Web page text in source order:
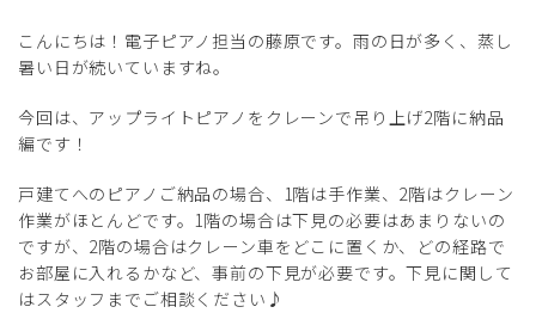
こんにちは！電子ピアノ担当の藤原です。雨の日が多く、蒸し
暑い日が続いていますね。
今回は、アップライトピアノをクレーンで吊り上げ2階に納品
編です！
戸建てへのピアノご納品の場合、1階は手作業、2階はクレーン
作業がほとんどです。1階の場合は下見の必要はあまりないの
ですが、2階の場合はクレーン車をどこに置くか、どの経路で
お部屋に入れるかなど、事前の下見が必要です。下見に関して
はスタッフまでご相談ください♪